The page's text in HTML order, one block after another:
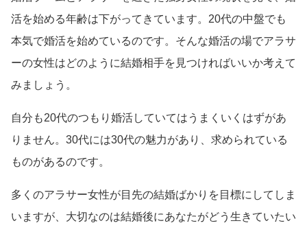
活を始める年齢は下がってきています。20代の中盤でも
本気で婚活を始めているのです。そんな婚活の場でアラサ
ーの女性はどのように結婚相手を見つければいいか考えて
みましょう。
自分も20代のつもり婚活していてはうまくいくはずがあ
りません。30代には30代の魅力があり、求められている
ものがあるのです。
多くのアラサー女性が目先の結婚ばかりを目標にしてしま
いますが、大切なのは結婚後にあなたがどう生きていたい